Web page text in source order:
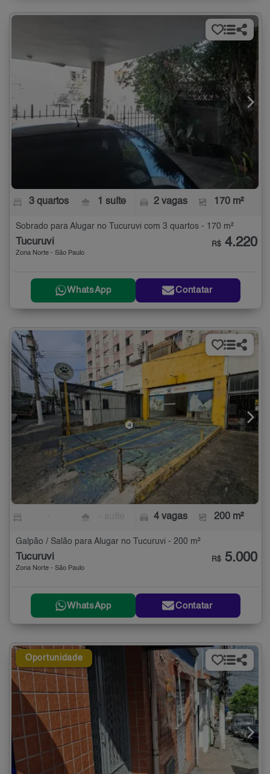
3 quartos 1 suíte 2 vagas 170 m²
Sobrado para Alugar no Tucuruvi com 3 quartos - 170 m²
Tucuruvi
Zona Norte - São Paulo
R$ 4.220
WhatsApp Contatar
4 vagas 200 m²
Galpão / Salão para Alugar no Tucuruvi - 200 m²
Tucuruvi
Zona Norte - São Paulo
R$ 5.000
WhatsApp Contatar
Oportunidade